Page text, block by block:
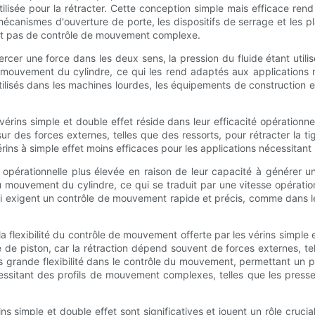
pour la rétracter. Cette conception simple mais efficace
d'ouverture de porte, les dispositifs de serrage et les
pas de contrôle de mouvement complexe.
une force dans les deux sens, la pression du fluide étant
du cylindre, ce qui les rend adaptés aux
dans les machines lourdes, les équipements de
simple et double effet réside dans leur efficacité
des forces externes, telles que des ressorts, pour rétracter la
à simple effet moins efficaces pour les applications
plus élevée en raison de leur capacité à générer
du cylindre, ce qui se traduit par une vitesse
un contrôle de mouvement rapide et précis, comme dans
du contrôle de mouvement offerte par les vérins
piston, car la rétraction dépend souvent de forces externes,
flexibilité dans le contrôle du mouvement, permettant un
des profils de mouvement complexes, telles que les
simple et double effet sont significatives et jouent un rôle